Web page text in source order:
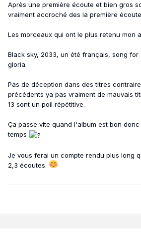
Après une première écoute et bien gros
vraiment accroché des la première
Les morceaux qui ont le plus retenu mon
Black sky, 2033, un été français, song for
gloria.
Pas de déception dans des titres
précédents ya pas vraiment de mauvais
13 sont un poil répétitive.
Ça passe vite quand l'album est bon
temps
Je vous ferai un compte rendu plus long
2,3 écoutes.